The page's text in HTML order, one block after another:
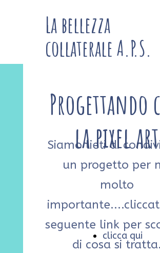
La bellezza
collaterale A.P.S.
Progettando
la pixel art
Siamo lieti di
un progetto per
molto
seguente link per
di cosa si tratta.
clicca qui